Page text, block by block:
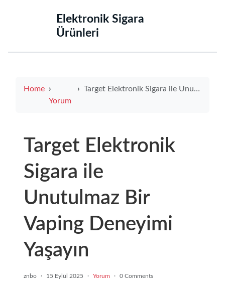
‌Elektronik Sigara
Ürünleri‌
Home
Yorum
Target Elektronik Sigara ile Unutulmaz Bir Vaping Deneyimi Yaşayın
Target Elektronik
Sigara ile
Unutulmaz Bir
Vaping Deneyimi
Yaşayın
znbo · 15 Eylül 2025 · Yorum · 0 Comments